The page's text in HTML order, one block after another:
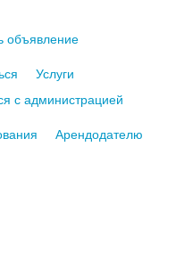
объявление
Услуги
с администрацией
Арендодателю